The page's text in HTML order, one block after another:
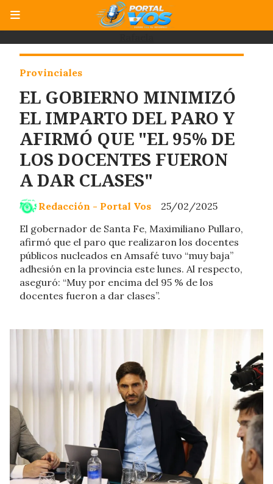
EL GOBIERNO MINIMIZÓ
EL IMPARTO DEL PARO Y
AFIRMÓ QUE "EL 95% DE
LOS DOCENTES FUERON
A DAR CLASES"
El gobernador de Santa Fe, Maximiliano Pullaro,
afirmó que el paro que realizaron los docentes
públicos nucleados en Amsafé tuvo “muy baja”
adhesión en la provincia este lunes. Al respecto,
aseguró: “Muy por encima del 95 % de los
docentes fueron a dar clases”.
Provinciales
25/02/2025
Redacción - Portal Vos